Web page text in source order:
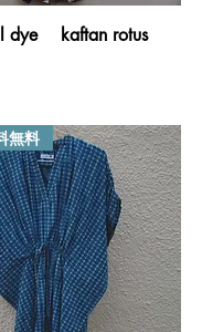
제품보기
dye kaftan rotus
無料